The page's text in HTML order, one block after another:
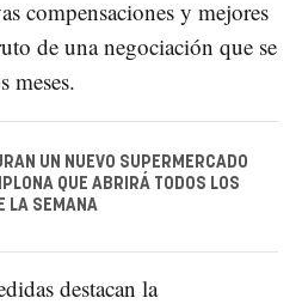
compensaciones y mejores
de una negociación que se
meses.
UN NUEVO SUPERMERCADO
QUE ABRIRÁ TODOS LOS
LA SEMANA
destacan la